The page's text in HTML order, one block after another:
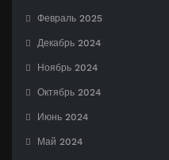
Февраль 2025
Декабрь 2024
Ноябрь 2024
Октябрь 2024
Июнь 2024
Май 2024